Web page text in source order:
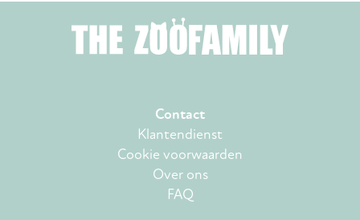
Contact
Klantendienst
Cookie voorwaarden
Over ons
FAQ